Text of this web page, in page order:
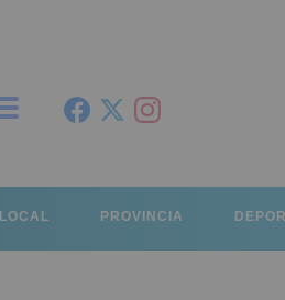
LOCAL PROVINCIA